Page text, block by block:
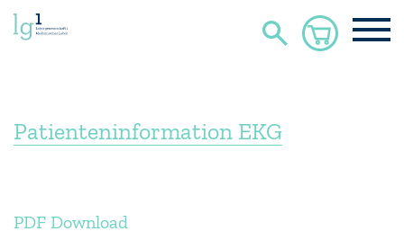
Patienteninformation EKG
PDF Download